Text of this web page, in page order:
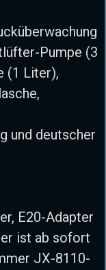
Pumpe (3
(1 Liter),
und deutscher
E20-Adapter
ist ab sofort
JX-8110-